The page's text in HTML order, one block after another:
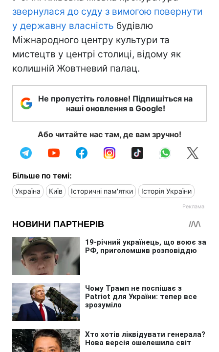
звернулася до суду з вимогою повернути
у державну власність будівлю
Міжнародного центру культури та
мистецтв у центрі столиці, відому як
колишній Жовтневий палац.
Не пропустіть головне! Підпишіться на
наші оновлення в Google!
Або читайте нас там, де вам зручно!
Більше по темі:
Україна Київ Історичні пам'ятки Історія України